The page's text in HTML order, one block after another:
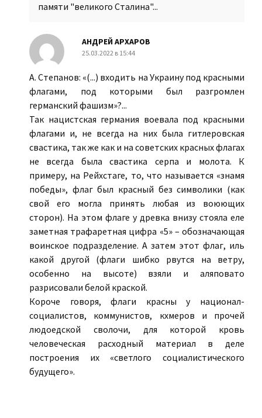
памяти "великого Сталина"...
АНДРЕЙ АРХАРОВ
25.03.2022 в 15:44
А. Степанов: «(...) входить на Украину под красными
флагами, под которыми был разгромлен
германский фашизм»?...
Так нацистская германия воевала под красными
флагами и, не всегда на них была гитлеровская
свастика, так же как и на советских красных флагах
не всегда была свастика серпа и молота. К
примеру, на Рейхстаге, то, что называется «знамя
победы», флаг был красный без символики (как
свой его могла принять любая из воюющих
сторон). На этом флаге у древка внизу стояла еле
заметная трафаретная цифра «5» – обозначающая
воинское подразделение. А затем этот флаг, иль
какой другой (флаги шибко рвутся на ветру,
особенно на высоте) взяли и аляповато
разрисовали белой краской.
Короче говоря, флаги красны у национал-
социалистов, коммунистов, кхмеров и прочей
людоедской сволочи, для которой кровь
человеческая расходный материал в деле
построения их «светлого социалистического
будущего».